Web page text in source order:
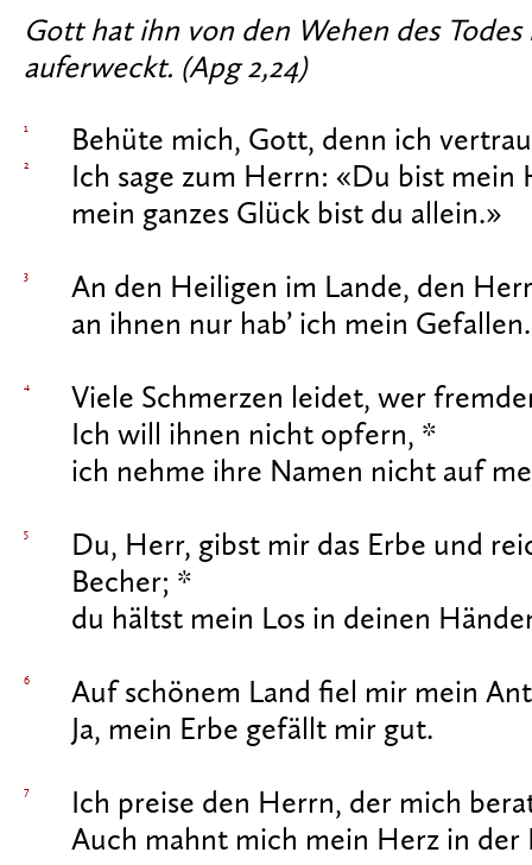
Gott hat ihn von den Wehen des
auferweckt. (Apg 2,24)
1 Behüte mich, Gott, denn ich
2
Ich sage zum Herrn: «Du bist mein
mein ganzes Glück bist du allein.»
3
An den Heiligen im Lande, den
an ihnen nur hab’ ich mein Gefallen.
4
Viele Schmerzen leidet, wer
Ich will ihnen nicht opfern, *
ich nehme ihre Namen nicht auf
5
Du, Herr, gibst mir das Erbe und
Becher; *
du hältst mein Los in deinen
6
Auf schönem Land fiel mir mein
Ja, mein Erbe gefällt mir gut.
7
Ich preise den Herrn, der mich
Auch mahnt mich mein Herz in der